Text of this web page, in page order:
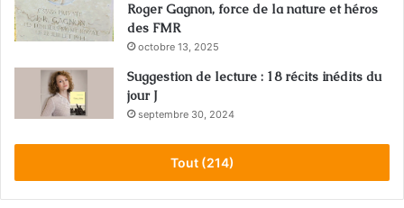
Roger Gagnon, force de la nature et héros
des FMR
octobre 13, 2025
Suggestion de lecture : 18 récits inédits du
jour J
septembre 30, 2024
Tout (214)